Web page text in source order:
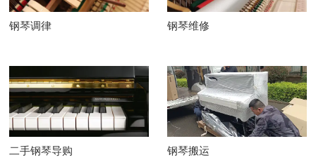
钢琴调律 钢琴维修
二手钢琴导购 钢琴搬运